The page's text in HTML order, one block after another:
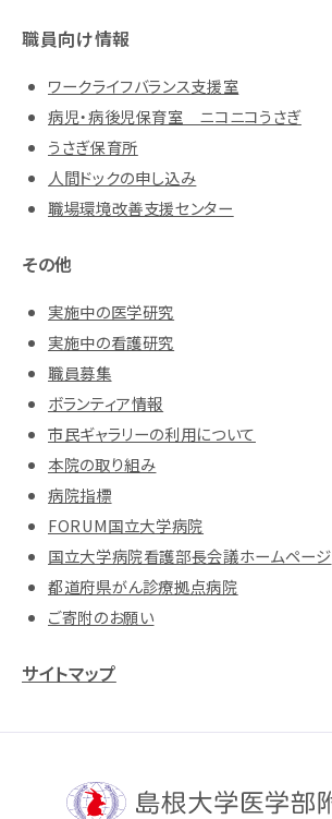
職員向け情報
ワークライフバランス支援室
病児・病後児保育室 ニコニコうさぎ
うさぎ保育所
人間ドックの申し込み
職場環境改善支援センター
その他
実施中の医学研究
実施中の看護研究
職員募集
ボランティア情報
市民ギャラリーの利用について
本院の取り組み
病院指標
FORUM国立大学病院
国立大学病院看護部長会議ホームページ
都道府県がん診療拠点病院
ご寄附のお願い
サイトマップ